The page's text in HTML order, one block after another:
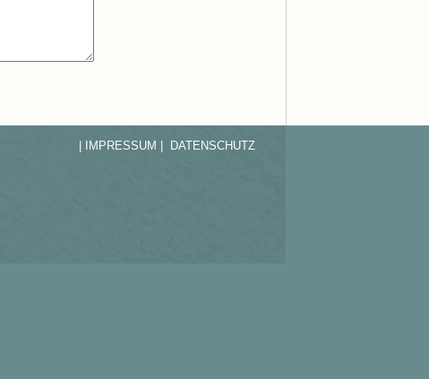
| IMPRESSUM | DATENSCHUTZ